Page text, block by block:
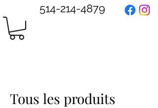
514-214-4879
Tous les produits